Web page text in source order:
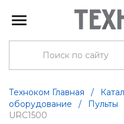
Техноком Главная /
оборудование
/ Пульты
URC1500